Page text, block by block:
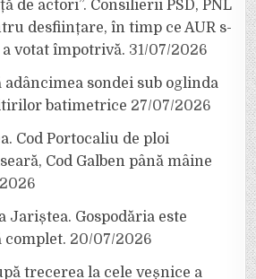
de actori”. Consilierii PSD, PNL
desființare, în timp ce AUR s-
votat împotrivă. 31/07/2026
sondei sub oglinda
batimetrice 27/07/2026
Cod Portocaliu de ploi
Cod Galben până mâine
Jariștea. Gospodăria este
complet. 20/07/2026
trecerea la cele veșnice a